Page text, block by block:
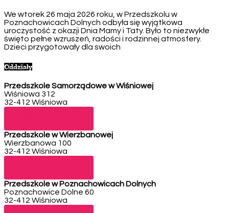
We wtorek 26 maja 2026 roku, w Przedszkolu w
Poznachowicach Dolnych odbyła się wyjątkowa
uroczystość z okazji Dnia Mamy i Taty. Było to niezwykłe
święto pełne wzruszeń, radości i rodzinnej atmosfery.
Dzieci przygotowały dla swoich
Oddziały
Przedszkole Samorządowe w Wiśniowej
Wiśniowa 312
32-412 Wiśniowa
Telefon: 12 271 49 05
Przedszkole w Wierzbanowej
Wierzbanowa 100
32-412 Wiśniowa
Telefon: 12 271 40 81
Przedszkole w Poznachowicach Dolnych
Poznachowice Dolne 60
32-412 Wiśniowa
Telefon: 12 271 40 91